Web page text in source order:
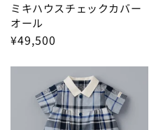
ミキハウスチェックカバー
オール
¥49,500